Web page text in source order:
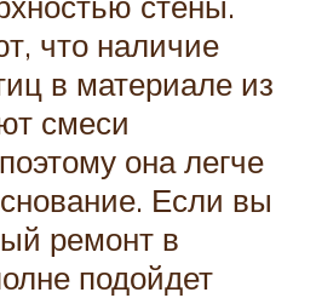
что наличие
в материале из
смеси
она легче
Если вы
ремонт в
подойдет